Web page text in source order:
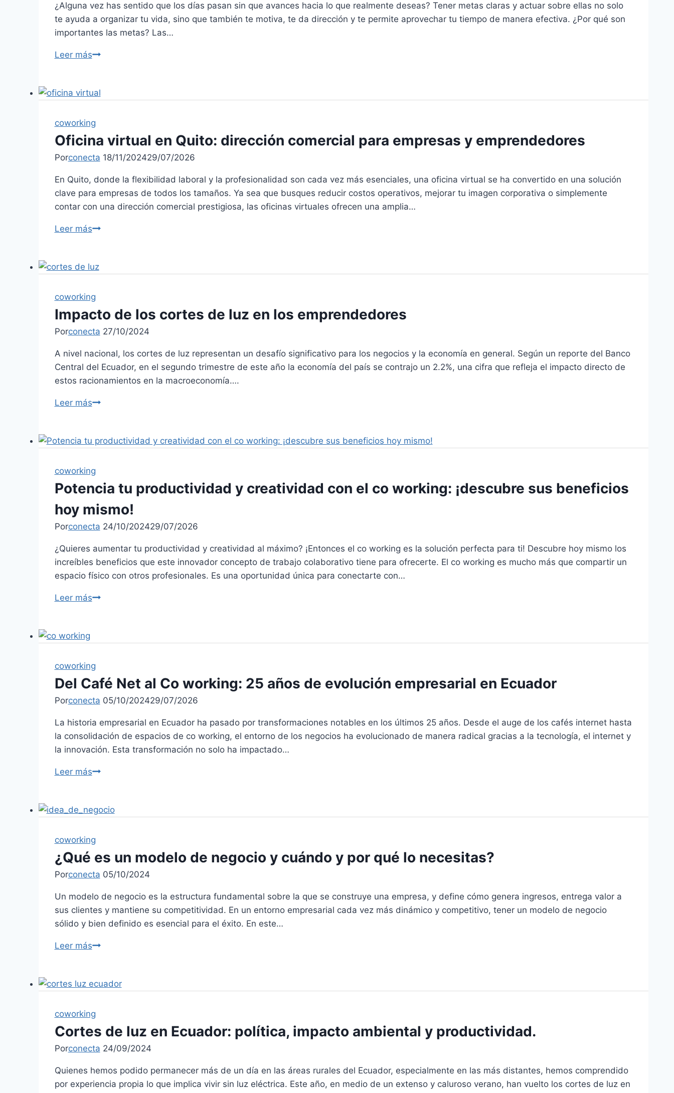
¿Alguna vez has sentido que los días pasan sin que avances hacia lo que realmente deseas? Tener metas claras y actuar sobre ellas no solo
te ayuda a organizar tu vida, sino que también te motiva, te da dirección y te permite aprovechar tu tiempo de manera efectiva. ¿Por qué son
importantes las metas? Las…
Leer más
coworking
Oficina virtual en Quito: dirección comercial para empresas y emprendedores
Porconecta 18/11/202429/07/2026
En Quito, donde la flexibilidad laboral y la profesionalidad son cada vez más esenciales, una oficina virtual se ha convertido en una solución
clave para empresas de todos los tamaños. Ya sea que busques reducir costos operativos, mejorar tu imagen corporativa o simplemente
contar con una dirección comercial prestigiosa, las oficinas virtuales ofrecen una amplia…
Leer más
coworking
Impacto de los cortes de luz en los emprendedores
Porconecta 27/10/2024
A nivel nacional, los cortes de luz representan un desafío significativo para los negocios y la economía en general. Según un reporte del Banco
Central del Ecuador, en el segundo trimestre de este año la economía del país se contrajo un 2.2%, una cifra que refleja el impacto directo de
estos racionamientos en la macroeconomía….
Leer más
coworking
Potencia tu productividad y creatividad con el co working: ¡descubre sus beneficios
hoy mismo!
Porconecta 24/10/202429/07/2026
¿Quieres aumentar tu productividad y creatividad al máximo? ¡Entonces el co working es la solución perfecta para ti! Descubre hoy mismo los
increíbles beneficios que este innovador concepto de trabajo colaborativo tiene para ofrecerte. El co working es mucho más que compartir un
espacio físico con otros profesionales. Es una oportunidad única para conectarte con…
Leer más
coworking
Del Café Net al Co working: 25 años de evolución empresarial en Ecuador
Porconecta 05/10/202429/07/2026
La historia empresarial en Ecuador ha pasado por transformaciones notables en los últimos 25 años. Desde el auge de los cafés internet hasta
la consolidación de espacios de co working, el entorno de los negocios ha evolucionado de manera radical gracias a la tecnología, el internet y
la innovación. Esta transformación no solo ha impactado…
Leer más
coworking
¿Qué es un modelo de negocio y cuándo y por qué lo necesitas?
Porconecta 05/10/2024
Un modelo de negocio es la estructura fundamental sobre la que se construye una empresa, y define cómo genera ingresos, entrega valor a
sus clientes y mantiene su competitividad. En un entorno empresarial cada vez más dinámico y competitivo, tener un modelo de negocio
sólido y bien definido es esencial para el éxito. En este…
Leer más
coworking
Cortes de luz en Ecuador: política, impacto ambiental y productividad.
Porconecta 24/09/2024
Quienes hemos podido permanecer más de un día en las áreas rurales del Ecuador, especialmente en las más distantes, hemos comprendido
por experiencia propia lo que implica vivir sin luz eléctrica. Este año, en medio de un extenso y caluroso verano, han vuelto los cortes de luz en